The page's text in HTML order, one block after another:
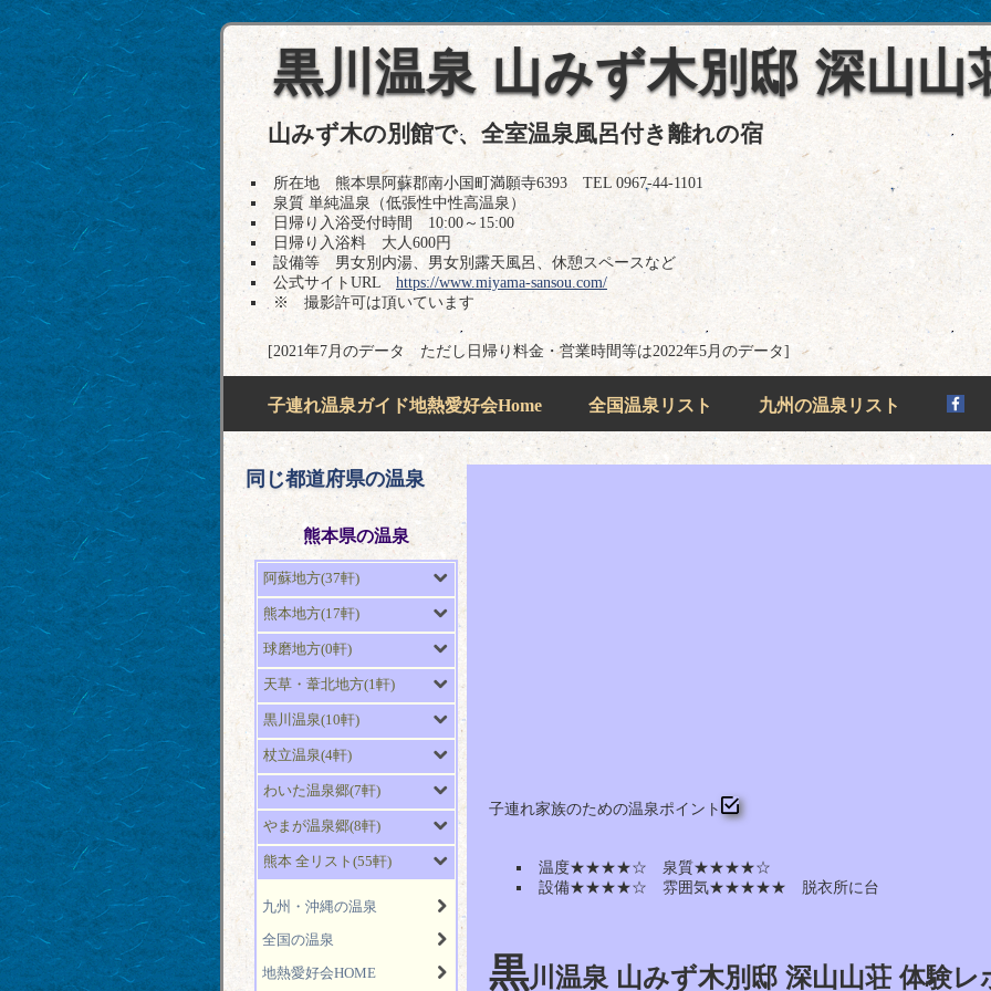
黒川温泉 山みず木別邸 深山山
山みず木の別館で、全室温泉風呂付き離れの宿
所在地 熊本県阿蘇郡南小国町満願寺6393 TEL 0967-44-1101
泉質 単純温泉（低張性中性高温泉）
日帰り入浴受付時間 10:00～15:00
日帰り入浴料 大人600円
設備等 男女別内湯、男女別露天風呂、休憩スペースなど
公式サイトURL https://www.miyama-sansou.com/
※ 撮影許可は頂いています
[2021年7月のデータ ただし日帰り料金・営業時間等は2022年5月のデータ]
子連れ温泉ガイド地熱愛好会Home 全国温泉リスト 九州の温泉リスト
子連れ家族のための温泉ポイント
温度★★★★☆ 泉質★★★★☆
設備★★★★☆ 雰囲気★★★★★ 脱衣所に台
黒川温泉 山みず木別邸 深山山荘 体験レ
同じ都道府県の温泉